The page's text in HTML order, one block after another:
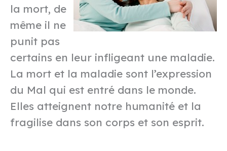
la mort, de
même il ne
punit pas
certains en leur infligeant une maladie.
La mort et la maladie sont l’expression
du Mal qui est entré dans le monde.
Elles atteignent notre humanité et la
fragilise dans son corps et son esprit.